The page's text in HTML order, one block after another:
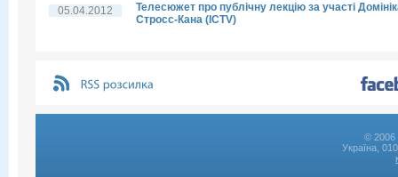
05.04.2012
Телесюжет про публічну лекцію за участі
Стросс-Кана (ICTV)
© 2006
Україна,